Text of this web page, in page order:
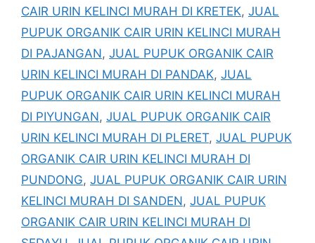
CAIR URIN KELINCI MURAH DI KRETEK, JUAL
PUPUK ORGANIK CAIR URIN KELINCI MURAH
DI PAJANGAN, JUAL PUPUK ORGANIK CAIR
URIN KELINCI MURAH DI PANDAK, JUAL
PUPUK ORGANIK CAIR URIN KELINCI MURAH
DI PIYUNGAN, JUAL PUPUK ORGANIK CAIR
URIN KELINCI MURAH DI PLERET, JUAL PUPUK
ORGANIK CAIR URIN KELINCI MURAH DI
PUNDONG, JUAL PUPUK ORGANIK CAIR URIN
KELINCI MURAH DI SANDEN, JUAL PUPUK
ORGANIK CAIR URIN KELINCI MURAH DI